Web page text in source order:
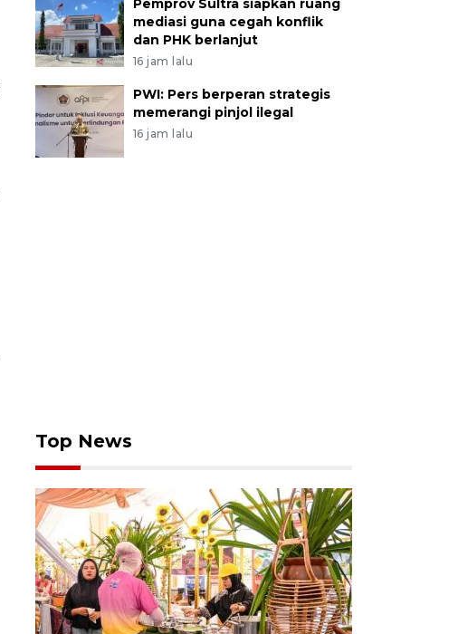
Pemprov Sultra siapkan ruang
mediasi guna cegah konflik
dan PHK berlanjut
16 jam lalu
PWI: Pers berperan strategis
memerangi pinjol ilegal
16 jam lalu
Top News